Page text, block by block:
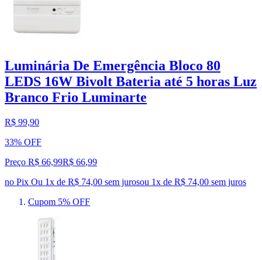
Luminária De Emergência Bloco 80
LEDS 16W Bivolt Bateria até 5 horas Luz
Branco Frio Luminarte
R$ 99,90
33% OFF
Preço R$ 66,99R$ 66,99
no Pix Ou 1x de R$ 74,00 sem jurosou 1x de R$ 74,00 sem juros
Cupom 5% OFF